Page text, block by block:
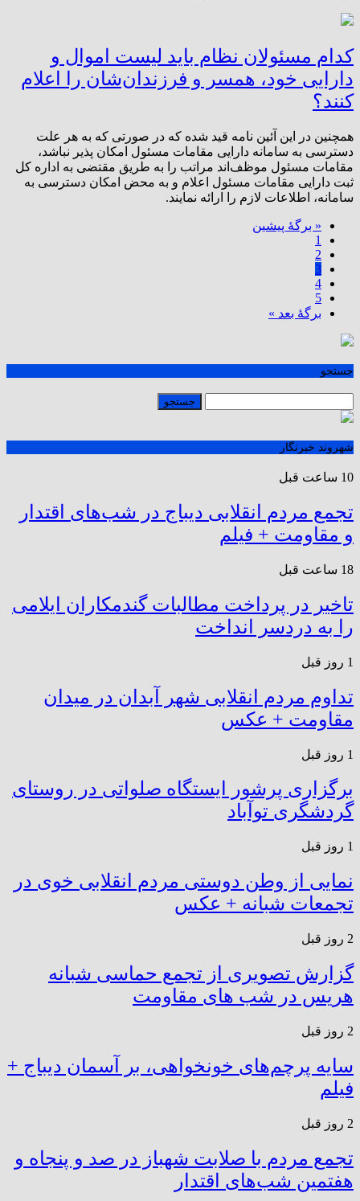
کدام مسئولان نظام باید لیست اموال و
دارایی خود، همسر و فرزندان‌شان را اعلام
کنند؟
همچنین در این آئین نامه قید شده که در صورتی که به هر علت
دسترسی به سامانه دارایی مقامات مسئول امکان پذیر نباشد،
مقامات مسئول موظف‌اند مراتب را به طریق مقتضی به اداره کل
ثبت دارایی مقامات مسئول اعلام و به محض امکان دسترسی به
سامانه، اطلاعات لازم را ارائه نمایند.
« برگه‌ٔ پیشین
1
2
3
4
5
برگهٔ بعد »
جستجو
شهروند خبرنگار
10 ساعت قبل
تجمع مردم انقلابی دیباج در شب‌های اقتدار
و مقاومت + فیلم
18 ساعت قبل
تاخیر در پرداخت مطالبات گندمکاران ایلامی
را به دردسر انداخت
1 روز قبل
تداوم مردم انقلابی شهر آبدان در میدان
مقاومت + عکس
1 روز قبل
برگزاری پرشور ایستگاه صلواتی در روستای
گردشگری توآباد
1 روز قبل
نمایی از وطن دوستی مردم انقلابی خوی در
تجمعات شبانه + عکس
2 روز قبل
گزارش تصویری از تجمع حماسی شبانه
هریس در شب های مقاومت
2 روز قبل
سایه پرچم‌های خونخواهی، بر آسمان دیباج +
فیلم
2 روز قبل
تجمع مردم با صلابت شهباز در صد و پنجاه و
هفتمین شب‌های اقتدار